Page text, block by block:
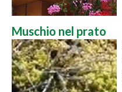
Muschio nel prato